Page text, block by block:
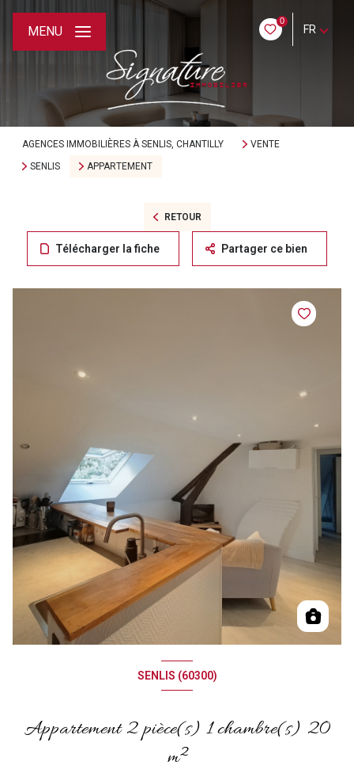
0
FR
MENU
AGENCES IMMOBILIÈRES À SENLIS, CHANTILLY
VENTE
SENLIS
APPARTEMENT
RETOUR
Télécharger la fiche Partager ce bien
SENLIS (60300)
Appartement 2 pièce(s) 1 chambre(s) 20
m²